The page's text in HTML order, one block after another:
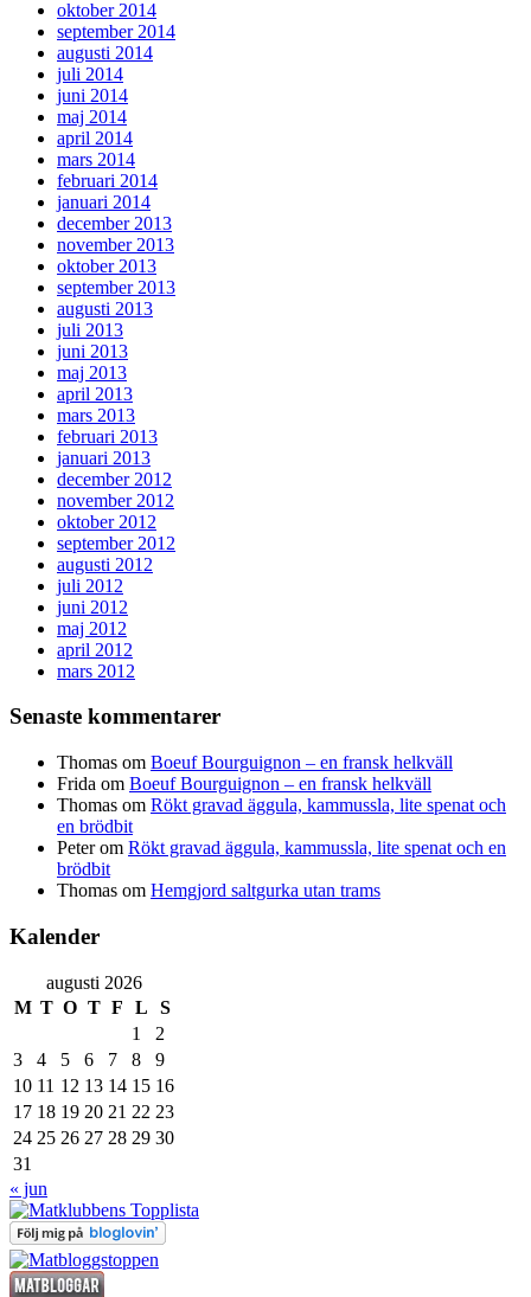
oktober 2014
september 2014
augusti 2014
juli 2014
juni 2014
maj 2014
april 2014
mars 2014
februari 2014
januari 2014
december 2013
november 2013
oktober 2013
september 2013
augusti 2013
juli 2013
juni 2013
maj 2013
april 2013
mars 2013
februari 2013
januari 2013
december 2012
november 2012
oktober 2012
september 2012
augusti 2012
juli 2012
juni 2012
maj 2012
april 2012
mars 2012
Senaste kommentarer
Thomas om Boeuf Bourguignon – en fransk helkväll
Frida om Boeuf Bourguignon – en fransk helkväll
Thomas om Rökt gravad äggula, kammussla, lite spenat och
en brödbit
Peterom Rökt gravad äggula, kammussla, lite spenat och en
brödbit
Thomas om Hemgjord saltgurka utan trams
Kalender
augusti 2026
M T O T F L
S
1
2
3
4 5 6 7 8
9
10 11 12 13 14 15 16
17 18 19 20 21 22 23
24 25 26 27 28 29 30
31
« jun